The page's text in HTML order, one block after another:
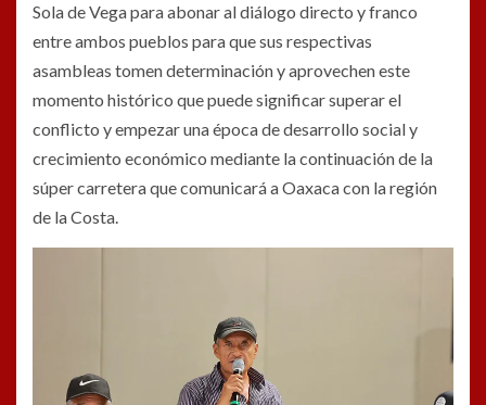
Sola de Vega para abonar al diálogo directo y franco
entre ambos pueblos para que sus respectivas
asambleas tomen determinación y aprovechen este
momento histórico que puede significar superar el
conflicto y empezar una época de desarrollo social y
crecimiento económico mediante la continuación de la
súper carretera que comunicará a Oaxaca con la región
de la Costa.